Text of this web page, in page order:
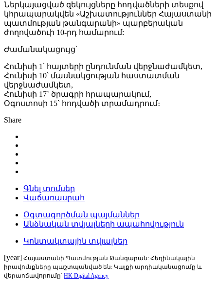
Ներկայացված զեկույցները հոդվածների տեսքով
կհրապարակվեն «Աշխատություններ Հայաստանի
պատմության թանգարանի» պարբերական
ժողովածուի 10-րդ համարում:
Ժամանակացույց՝
Հունիսի 1՝ հայտերի ընդունման վերջնաժամկետ,
Հունիսի 10՝ մասնակցության հաստատման
վերջնաժամկետ,
Հունիսի 17` ծրագրի հրապարակում,
Օգոստոսի 15` հոդվածի տրամադրում։
Share
Գնել տոմսեր
Վաճառասրահ
Օգտագործման պայմաններ
Անձնական տվյալների ապահովություն
Կոնտակտային տվյալներ
[year] Հայաստանի Պատմության Թանգարան: Հեղինակային
իրավունքները պաշտպանված են: Կայքի արդիականացումը և
վերաոճավորումը՝ HK Digital Agency